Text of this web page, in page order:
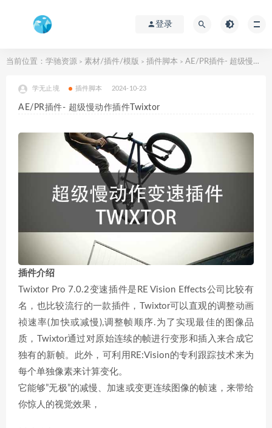
登录
当前位置： 学驰资源 > 素材/插件/模版 > 插件脚本 > AE/PR插件- 超级慢动作插件Twixtor
学无止境 插件脚本 2024-10-23
AE/PR插件- 超级慢动作插件Twixtor
插件介绍
Twixtor Pro 7.0.2变速插件是RE Vision Effects公司比较有
名，也比较流行的一款插件，Twixtor可以直观的调整动画
祯速率(加快或减慢),调整帧顺序.为了实现最佳的图像品
质，Twixtor通过对原始连续的帧进行变形和插入来合成它
独有的新帧。此外，可利用RE:Vision的专利跟踪技术来为
每个单独像素来计算变化。
它能够”无极”的减慢、加速或变更连续图像的帧速，来带给
你惊人的视觉效果，